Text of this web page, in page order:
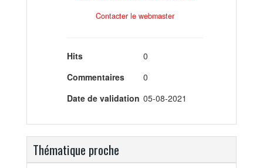
Contacter le webmaster
Hits
0
Commentaires
0
Date de validation 05-08-2021
Thématique proche